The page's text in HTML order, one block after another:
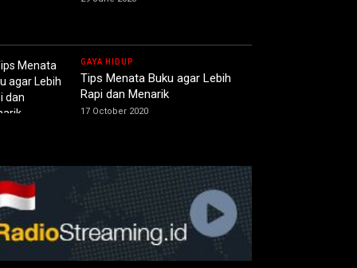
GAYA HIDUP
Tips Menata Buku agar Lebih
Rapi dan Menarik
17 October 2020